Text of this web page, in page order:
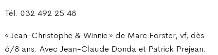
Tél. 032 492 25 48
« Jean-Christophe & Winnie » de Marc Forster, vf, dès
6/8 ans. Avec Jean-Claude Donda et Patrick Prejean.